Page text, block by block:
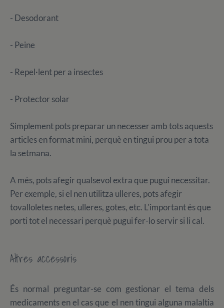
- Desodorant
- Peine
- Repel·lent per a insectes
- Protector solar
Simplement pots preparar un necesser amb tots aquests
articles en format mini, perquè en tingui prou per a tota
la setmana.
A més, pots afegir qualsevol extra que pugui necessitar.
Per exemple, si el nen utilitza ulleres, pots afegir
tovalloletes netes, ulleres, gotes, etc. L'important és que
porti tot el necessari perquè pugui fer-lo servir si li cal.
Altres accessoris
És normal preguntar-se com gestionar el tema dels
medicaments en el cas que el nen tingui alguna malaltia